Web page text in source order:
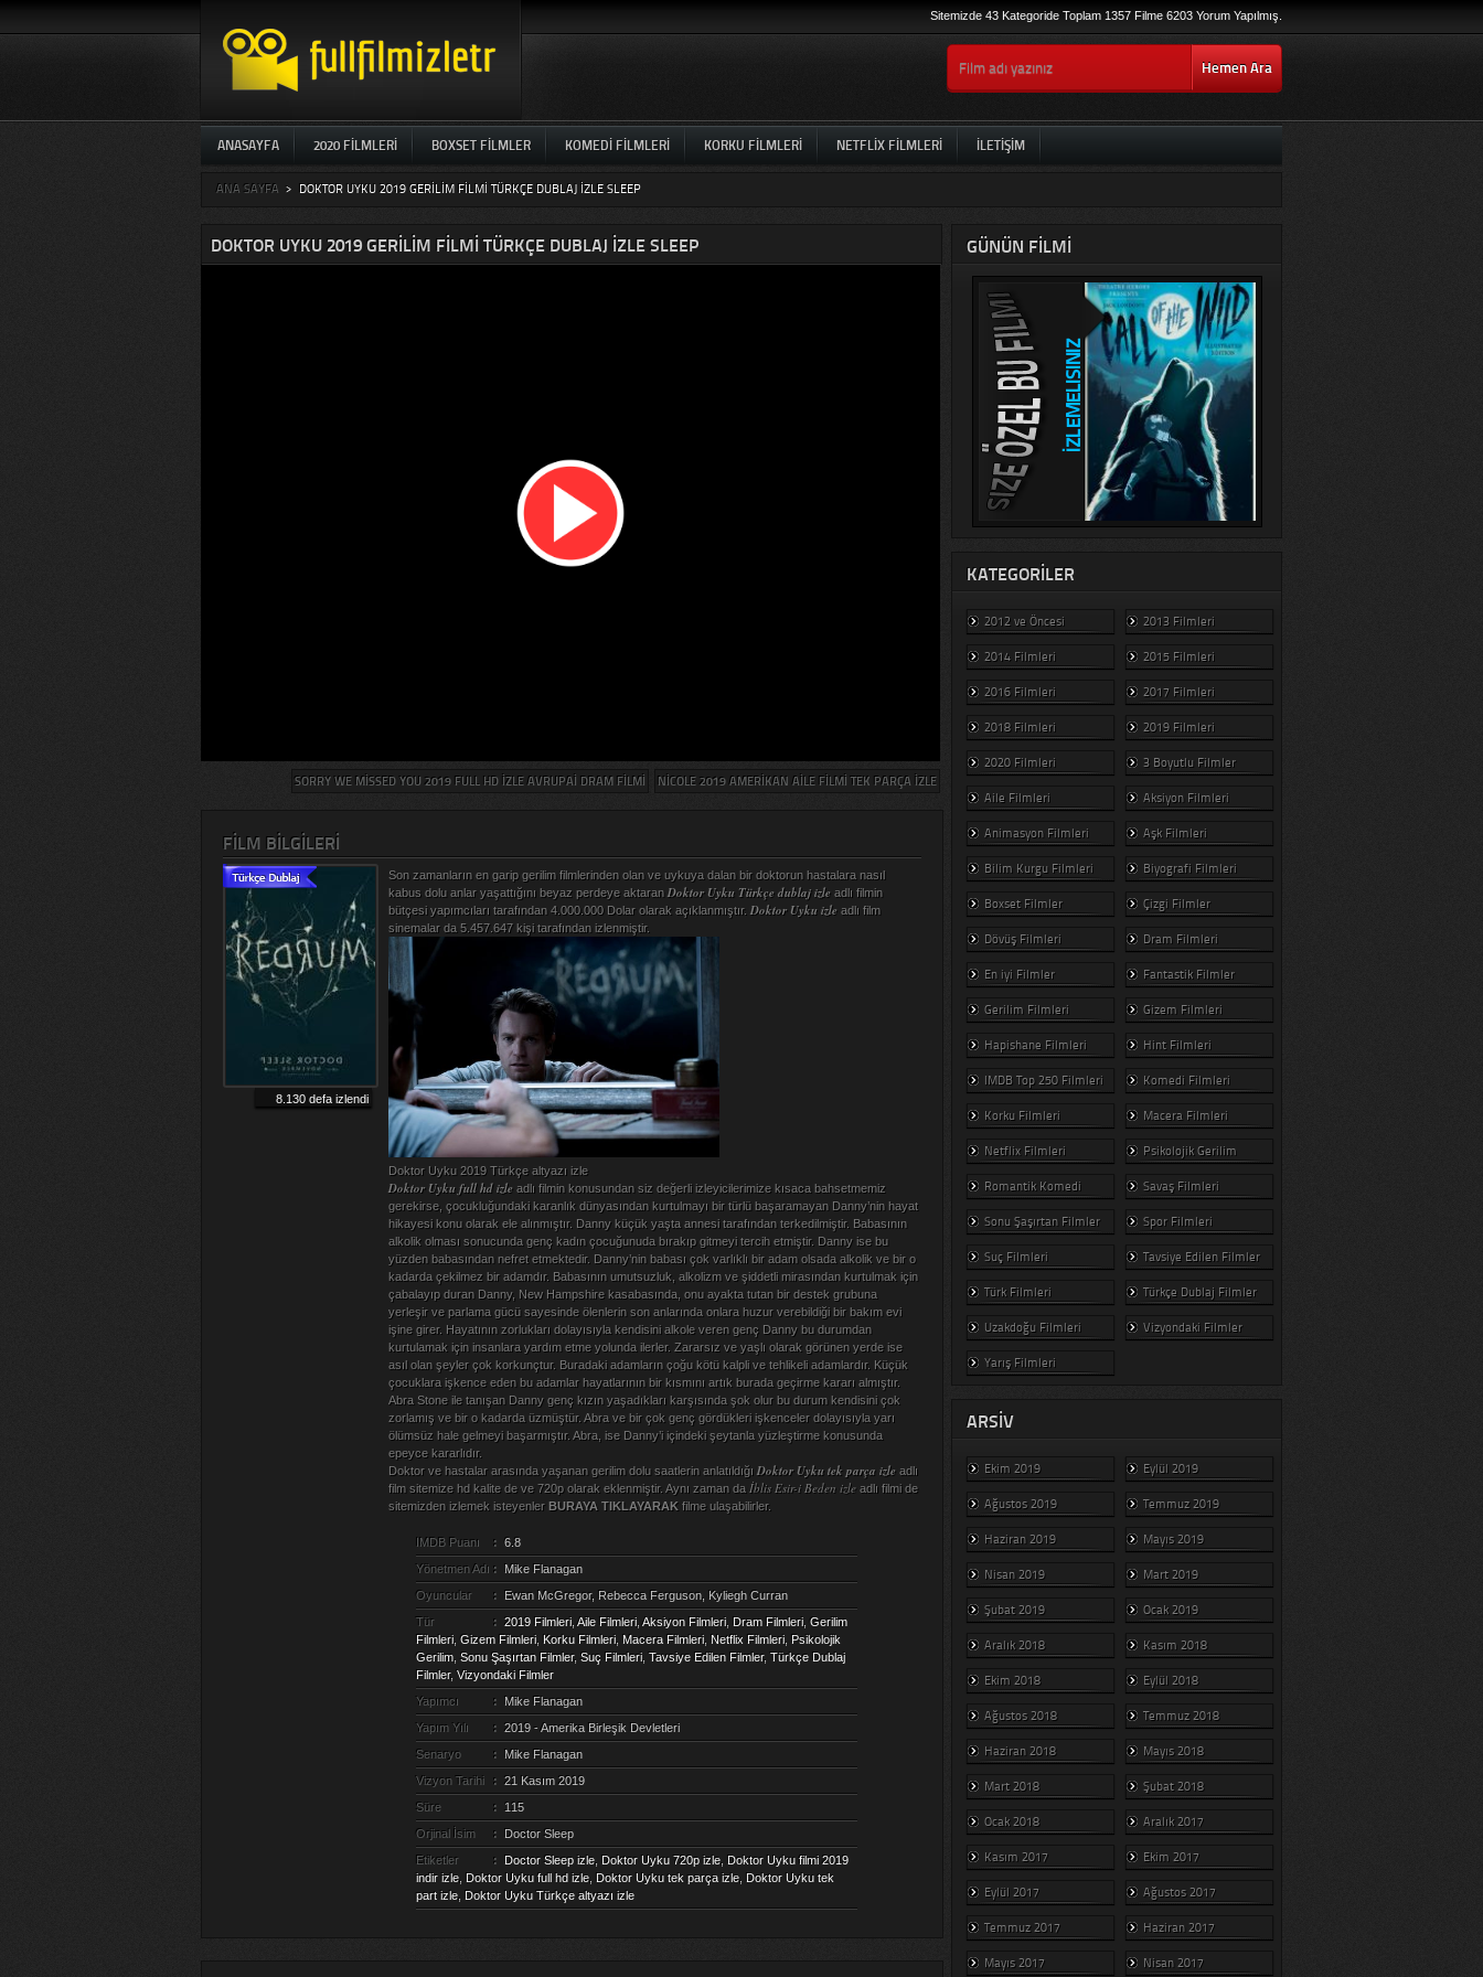
Sitemizde 43 Kategoride Toplam 1357 Filme 6203 Yorum Yapılmış.
Hemen Ara
ANASAYFA 2020 FILMLERI BOXSET FILMLER KOMEDI FILMLERI KORKU FILMLERI NETFLIX FILMLERI İLETIŞIM
ANA SAYFA > DOKTOR UYKU 2019 GERILIM FILMI TÜRKÇE DUBLAJ IZLE SLEEP
DOKTOR UYKU 2019 GERILIM FILMI TÜRKÇE DUBLAJ IZLE SLEEP
NICOLE 2019 AMERIKAN AILE FILMI TEK PARÇA IZLE
SORRY WE MISSED YOU 2019 FULL HD IZLE AVRUPAI DRAM FILMI
FILM BILGILERI
8.130 defa izlendi
Son zamanların en garip gerilim filmlerinden olan ve uykuya dalan bir doktorun hastalara nasıl
kabus dolu anlar yaşattığını beyaz perdeye aktaran Doktor Uyku Türkçe dublaj izleadlı filmin
bütçesi yapımcıları tarafından 4.000.000 Dolar olarak açıklanmıştır. Doktor Uyku izleadlı film
sinemalar da 5.457.647 kişi tarafından izlenmiştir.
Doktor Uyku 2019 Türkçe altyazı izle
Doktor Uyku full hd izleadlı filmin konusundan siz değerli izleyicilerimize kısaca bahsetmemiz
gerekirse, çocukluğundaki karanlık dünyasından kurtulmayı bir türlü başaramayan Danny’nin hayat
hikayesi konu olarak ele alınmıştır. Danny küçük yaşta annesi tarafından terkedilmiştir. Babasının
alkolik olması sonucunda genç kadın çocuğunuda bırakıp gitmeyi tercih etmiştir. Danny ise bu
yüzden babasından nefret etmektedir. Danny’nin babası çok varlıklı bir adam olsada alkolik ve bir o
kadarda çekilmez bir adamdır. Babasının umutsuzluk, alkolizm ve şiddetli mirasından kurtulmak için
çabalayıp duran Danny, New Hampshire kasabasında, onu ayakta tutan bir destek grubuna
yerleşir ve parlama gücü sayesinde ölenlerin son anlarında onlara huzur verebildiği bir bakım evi
işine girer. Hayatının zorlukları dolayısıyla kendisini alkole veren genç Danny bu durumdan
kurtulamak için insanlara yardım etme yolunda ilerler. Zararsız ve yaşlı olarak görünen yerde ise
asıl olan şeyler çok korkunçtur. Buradaki adamların çoğu kötü kalpli ve tehlikeli adamlardır. Küçük
çocuklara işkence eden bu adamlar hayatlarının bir kısmını artık burada geçirme kararı almıştır.
Abra Stone ile tanışan Danny genç kızın yaşadıkları karşısında şok olur bu durum kendisini çok
zorlamış ve bir o kadarda üzmüştür. Abra ve bir çok genç gördükleri işkenceler dolayısıyla yarı
ölümsüz hale gelmeyi başarmıştır. Abra, ise Danny’i içindeki şeytanla yüzleştirme konusunda
epeyce kararlıdır.
Doktor ve hastalar arasında yaşanan gerilim dolu saatlerin anlatıldığı Doktor Uyku tek parça izleadlı
film sitemize hd kalite de ve 720p olarak eklenmiştir. Aynı zaman da İblis Esir-i Beden izleadlı filmi de
sitemizden izlemek isteyenler BURAYA TIKLAYARAKfilme ulaşabilirler.
IMDB Puanı : 6.8
Yönetmen Adı :
Mike Flanagan
Oyuncular
:
Ewan McGregor, Rebecca Ferguson, Kyliegh Curran
Tür
: 2019 Filmleri, Aile Filmleri, Aksiyon Filmleri, Dram Filmleri, Gerilim
Filmleri, Gizem Filmleri, Korku Filmleri, Macera Filmleri, Netflix Filmleri, Psikolojik
Gerilim, Sonu Şaşırtan Filmler, Suç Filmleri, Tavsiye Edilen Filmler, Türkçe Dublaj
Filmler, Vizyondaki Filmler
Yapımcı
:
Mike Flanagan
Yapım Yılı
: 2019 - Amerika Birleşik Devletleri
Senaryo
:
Mike Flanagan
Vizyon Tarihi
: 21 Kasım 2019
Süre
: 115
Orjinal İsim
:
Doctor Sleep
Etiketler
: Doctor Sleep izle, Doktor Uyku 720p izle, Doktor Uyku filmi 2019
indir izle, Doktor Uyku full hd izle, Doktor Uyku tek parça izle, Doktor Uyku tek
part izle, Doktor Uyku Türkçe altyazı izle
GÜNÜN FILMI
KATEGORILER
2012 ve Öncesi 2013 Filmleri
2014 Filmleri 2015 Filmleri
2016 Filmleri 2017 Filmleri
2018 Filmleri 2019 Filmleri
2020 Filmleri 3 Boyutlu Filmler
Aile Filmleri Aksiyon Filmleri
Animasyon Filmleri Aşk Filmleri
Bilim Kurgu Filmleri Biyografi Filmleri
Boxset Filmler Çizgi Filmler
Dövüş Filmleri Dram Filmleri
En iyi Filmler Fantastik Filmler
Gerilim Filmleri Gizem Filmleri
Hapishane Filmleri Hint Filmleri
IMDB Top 250 Filmleri Komedi Filmleri
Korku Filmleri Macera Filmleri
Netflix Filmleri Psikolojik Gerilim
Romantik Komedi Savaş Filmleri
Sonu Şaşırtan Filmler Spor Filmleri
Suç Filmleri Tavsiye Edilen Filmler
Türk Filmleri Türkçe Dublaj Filmler
Uzakdoğu Filmleri Vizyondaki Filmler
Yarış Filmleri
ARSIV
Ekim 2019 Eylül 2019
Ağustos 2019 Temmuz 2019
Haziran 2019 Mayıs 2019
Nisan 2019 Mart 2019
Şubat 2019 Ocak 2019
Aralık 2018 Kasım 2018
Ekim 2018 Eylül 2018
Ağustos 2018 Temmuz 2018
Haziran 2018 Mayıs 2018
Mart 2018 Şubat 2018
Ocak 2018 Aralık 2017
Kasım 2017 Ekim 2017
Eylül 2017 Ağustos 2017
Temmuz 2017 Haziran 2017
Mayıs 2017 Nisan 2017